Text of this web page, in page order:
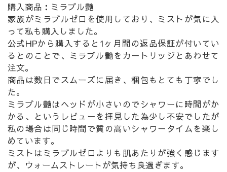
購入商品：ミラブル艶
家族がミラブルゼロを使用しており、ミストが気に入
って私も購入しました。
公式HPから購入すると1ヶ月間の返品保証が付いてい
るとのことで、ミラブル艶をカートリッジとあわせて
注文。
商品は数日でスムーズに届き、梱包もとても丁寧でし
た。
ミラブル艶はヘッドが小さいのでシャワーに時間がか
かる、というレビューを拝見した為少し不安でしたが
私の場合は同じ時間で質の高いシャワータイムを楽し
めています。
ミストはミラブルゼロよりも肌あたりが強く感じます
が、ウォームストレートが気持ち良過ぎます。